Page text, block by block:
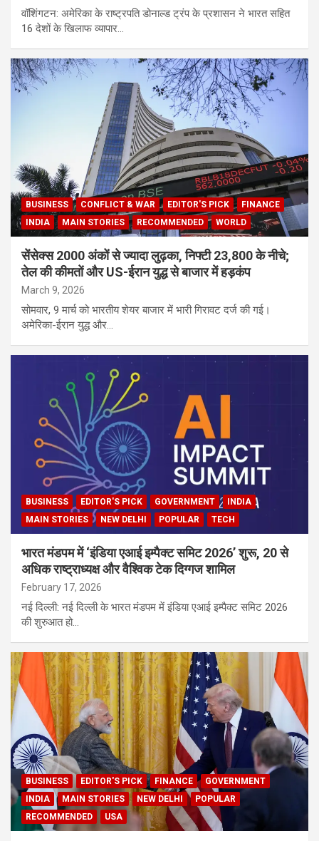
वॉशिंगटन: अमेरिका के राष्ट्रपति डोनाल्ड ट्रंप के प्रशासन ने भारत सहित
16 देशों के खिलाफ व्यापार…
BUSINESS CONFLICT & WAR EDITOR'S PICK
FINANCE
INDIA
MAIN STORIES RECOMMENDED WORLD
सेंसेक्स 2000 अंकों से ज्यादा लुढ़का, निफ्टी 23,800 के नीचे;
तेल की कीमतों और US-ईरान युद्ध से बाजार में हड़कंप
March 9, 2026
सोमवार, 9 मार्च को भारतीय शेयर बाजार में भारी गिरावट दर्ज की गई।
अमेरिका-ईरान युद्ध और…
BUSINESS EDITOR'S PICK GOVERNMENT
INDIA
MAIN STORIES
NEW DELHI POPULAR TECH
भारत मंडपम में ‘इंडिया एआई इम्पैक्ट समिट 2026’ शुरू, 20 से
अधिक राष्ट्राध्यक्ष और वैश्विक टेक दिग्गज शामिल
February 17, 2026
नई दिल्ली: नई दिल्ली के भारत मंडपम में इंडिया एआई इम्पैक्ट समिट 2026
की शुरुआत हो…
BUSINESS EDITOR'S PICK FINANCE
GOVERNMENT
INDIA
MAIN STORIES NEW DELHI
POPULAR
RECOMMENDED
USA